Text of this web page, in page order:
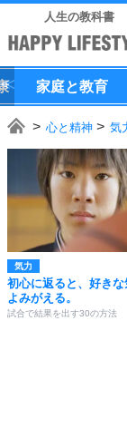
人生の教科書
家庭と教育
心と精神 気
気力
初心に返ると、好き
よみがえる。
試合で結果を出す30の方法